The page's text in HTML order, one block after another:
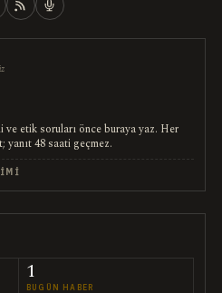
ve etik soruları önce buraya yaz. Her
yanıt 48 saati geçmez.
1
BUGÜN HABER